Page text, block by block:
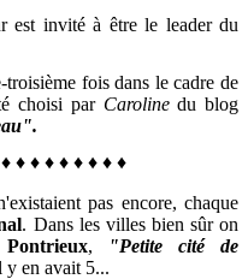
est invité à être le leader du
fois dans le cadre de
choisi par Carolinedu blog
♦ ♦ ♦ ♦ ♦ ♦ ♦ ♦ ♦
pas encore, chaque
. Dans les villes bien sûr on
Pontrieux,
"Petite cité de
y en avait 5...